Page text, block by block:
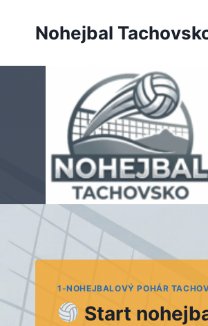
Nohejbal
1-NOHEJBALOVÝ POHÁR
Start